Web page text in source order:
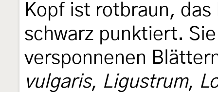
Kopf ist rotbraun,
schwarz punktiert.
versponnenen
vulgaris, Ligustrum,